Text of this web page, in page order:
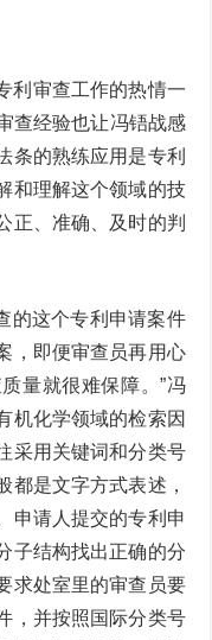
利审查工作的热情一
查经验也让冯铻战感
条的熟练应用是专利
和理解这个领域的技
正、准确、及时的判
的这个专利申请案件
，即便审查员再用心
量就很难保障。”冯
机化学领域的检索因
采用关键词和分类号
都是文字方式表述，
申请人提交的专利申
子结构找出正确的分
求处室里的审查员要
，并按照国际分类号